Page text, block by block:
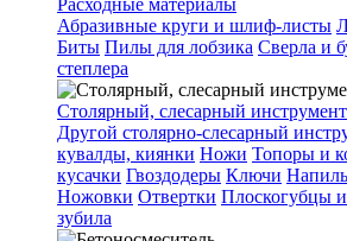
Расходные материалы
Абразивные круги и шлиф-листы
Биты Пилы для лобзика Сверла и
степлера
Столярный, слесарный инструмент
Другой столярно-слесарный
кувалды, киянки Ножи Топоры и
кусачки Гвоздодеры Ключи
Ножовки Отвертки Плоскогубцы
зубила